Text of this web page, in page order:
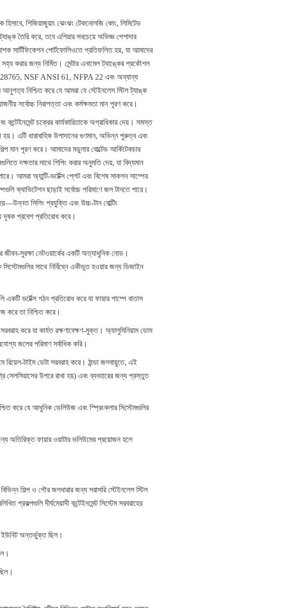
শিজিয়াজুয়াং ঝেংঝং টেকনোলজি কোং, লিমিটেড
তৈরি করে, তবে এশিয়ার সবচেয়ে অভিজ্ঞ পেশাদার
সার্টিফিকেশন পোর্টফোলিওতে প্রতিফলিত হয়, যা আমাদের
সহ্য করার জন্য নির্মিত। সেন্টার এনামেল ট্যাঙ্কের প্রকৌশল
28765, NSF ANSI 61, NFPA 22 এবং অন্যান্য
আনুগত্য নিশ্চিত করে যে আমরা যে স্টেইনলেস স্টিল ট্যাঙ্ক
সর্বোচ্চ নিরাপত্তা এবং কর্মক্ষমতা মান পূরণ করে।
কন্টেইনমেন্ট চক্রের কার্যকারিতাকে অগ্রাধিকার দেয়। সমস্ত
হয়। এটি ধারাবাহিক উপাদানের গুণমান, অভিন্ন পুরুত্ব এবং
মান পূরণ করে। আমাদের মডুলার বোল্টেড আর্কিটেকচার
দক্ষতার সাথে শিপিং করার অনুমতি দেয়, যা বিদ্যমান
আমরা অ্যান্টি-ভর্টেক্স প্লেট এবং বিশেষ সাকশন সাম্পের
ক্যাভিটেশন ছাড়াই সর্বোচ্চ পরিমাণে জল টানতে পারে।
সিলিং প্রযুক্তি এবং উচ্চ-টান বোল্টিং
দূষক প্রবেশ প্রতিরোধ করে।
জীবন-সুরক্ষা নেটওয়ার্কের একটি অত্যাধুনিক নোড।
সিস্টেমগুলির সাথে নির্বিঘ্নে একীভূত হওয়ার জন্য ডিজাইন
ভর্টেক্স গঠন প্রতিরোধ করে যা ফায়ার পাম্পে বাতাস
করে তা নিশ্চিত করে।
করে যা কার্যত রক্ষণাবেক্ষণ-মুক্ত। অ্যালুমিনিয়াম ডোম
জলের পরিমাণ সর্বাধিক করি।
রিয়েল-টাইম ডেটা সরবরাহ করে। ঠান্ডা জলবায়ুতে, এই
সেলসিয়াসের উপরে রাখা হয়) এবং ব্যবহারের জন্য প্রস্তুত
করে যে আধুনিক ডেলিউজ এবং স্প্রিংকলার সিস্টেমগুলির
অতিরিক্ত ফায়ার ওয়াটার ভলিউমের প্রয়োজন হলে
শিল্প ও পৌর জলধারার জন্য সরাসরি স্টেইনলেস স্টিল
প্রকল্পগুলি দীর্ঘমেয়াদী কন্টেইনমেন্ট সিস্টেম সরবরাহের
ইউনিট অন্তর্ভুক্ত ছিল।